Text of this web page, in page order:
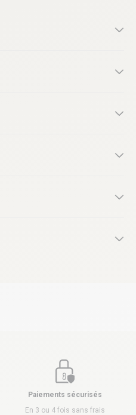
Paiements sécurisés
En 3 ou 4 fois sans frais